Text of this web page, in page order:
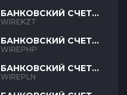
БАНКОВСКИЙ СЧЕТ
KZT
WIREKZT
БАНКОВСКИЙ СЧЕТ
PHP
WIREPHP
БАНКОВСКИЙ СЧЕТ
PLN
WIREPLN